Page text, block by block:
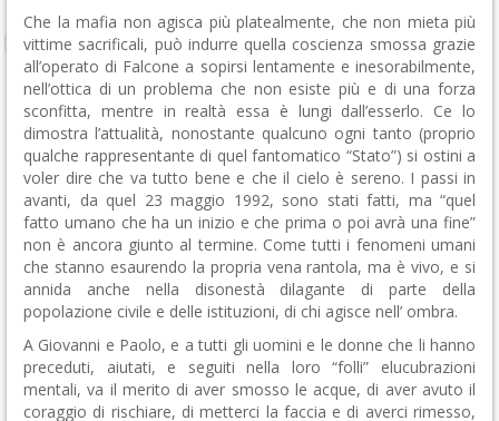
Che la mafia non agisca più platealmente, che non mieta più
vittime sacrificali, può indurre quella coscienza smossa grazie
all’operato di Falcone a sopirsi lentamente e inesorabilmente,
nell’ottica di un problema che non esiste più e di una forza
sconfitta, mentre in realtà essa è lungi dall’esserlo. Ce lo
dimostra l’attualità, nonostante qualcuno ogni tanto (proprio
qualche rappresentante di quel fantomatico “Stato”) si ostini a
voler dire che va tutto bene e che il cielo è sereno. I passi in
avanti, da quel 23 maggio 1992, sono stati fatti, ma “quel
fatto umano che ha un inizio e che prima o poi avrà una fine”
non è ancora giunto al termine. Come tutti i fenomeni umani
che stanno esaurendo la propria vena rantola, ma è vivo, e si
annida anche nella disonestà dilagante di parte della
popolazione civile e delle istituzioni, di chi agisce nell’ ombra.
A Giovanni e Paolo, e a tutti gli uomini e le donne che li hanno
preceduti, aiutati, e seguiti nella loro “folli” elucubrazioni
mentali, va il merito di aver smosso le acque, di aver avuto il
coraggio di rischiare, di metterci la faccia e di averci rimesso,